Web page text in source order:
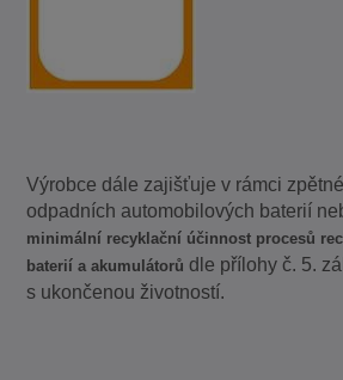
Výrobce dále zajišťuje v rámci
odpadních automobilových baterií
minimální recyklační účinnost procesů
baterií a akumulátorůdle přílohy č. 5.
s ukončenou životností.